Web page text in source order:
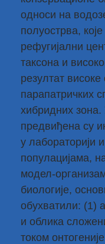
односи на
полуострва,
рефугијални
таксона и
резултат
парапатричких
хибридних зона.
предвиђена су
у лабораторији
популацијама,
модел-
биологије,
обухватили: (1)
и облика
током